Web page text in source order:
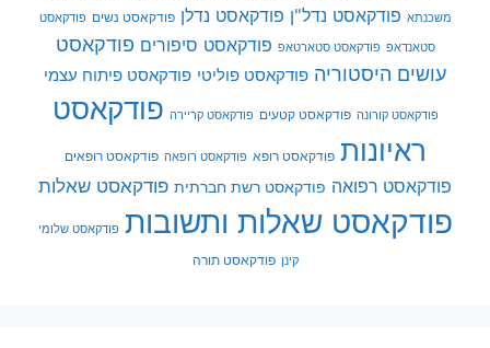
משכנתא פודקאסט נדל"ן פודקאסט נדלן פודקאסט נשים פודקאסט
סטאנדאפ פודקאסט סטארטאפ פודקאסט סיפורים פודקאסט
עושים היסטוריה פודקאסט פוליטי פודקאסט פיתוח עצמי
פודקאסט קורונה פודקאסט קטעים פודקאסט קריירה פודקאסט
ראיונות פודקאסט רופא פודקאסט רופאה פודקאסט רופאים
פודקאסט רפואה פודקאסט רשת חברתית פודקאסט שאלות
פודקאסט שאלות ותשובות פודקאסט שלומי
קינן פודקאסט תורה